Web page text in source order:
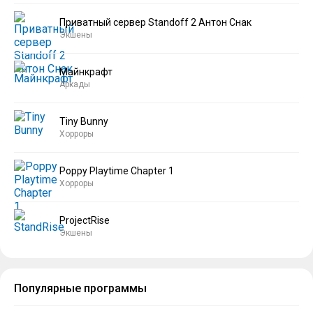
Приватный сервер Standoff 2 Антон Снак
Экшены
Майнкрафт
Аркады
Tiny Bunny
Хорроры
Poppy Playtime Chapter 1
Хорроры
ProjectRise
Экшены
Популярные программы